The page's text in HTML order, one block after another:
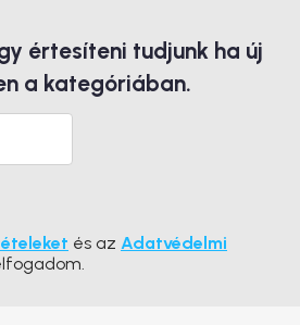
értesíteni tudjunk ha új
a kategóriában.
és az Adatvédelmi